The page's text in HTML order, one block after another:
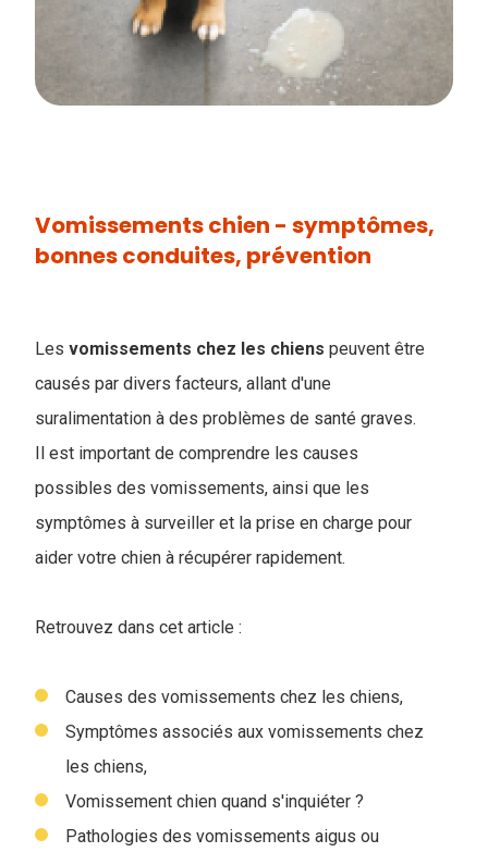
Vomissements chien - symptômes,
bonnes conduites, prévention
Les vomissements chez les chiens peuvent être
causés par divers facteurs, allant d'une
suralimentation à des problèmes de santé graves.
Il est important de comprendre les causes
possibles des vomissements, ainsi que les
symptômes à surveiller et la prise en charge pour
aider votre chien à récupérer rapidement.
Retrouvez dans cet article :
Causes des vomissements chez les chiens,
Symptômes associés aux vomissements chez
les chiens,
Vomissement chien quand s'inquiéter ?
Pathologies des vomissements aigus ou